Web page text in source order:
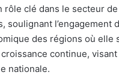
rôle clé dans le secteur
l’engagement
des régions où elle
continue,
nationale.